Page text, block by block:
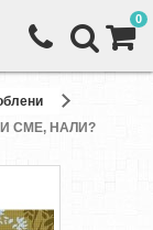
0
СМЕ, НАЛИ?